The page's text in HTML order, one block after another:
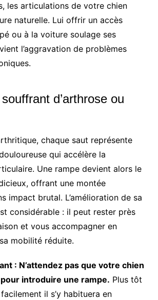
les articulations de votre chien
naturelle. Lui offrir un accès
ou à la voiture soulage ses
l’aggravation de problèmes
d’arthrose ou
chaque saut représente
qui accélère la
Une rampe devient alors le
offrant une montée
impact brutal. L’amélioration de sa
considérable : il peut rester près
et vous accompagner en
mobilité réduite.
: N’attendez pas que votre chien
introduire une rampe. Plus tôt
il s’y habituera en